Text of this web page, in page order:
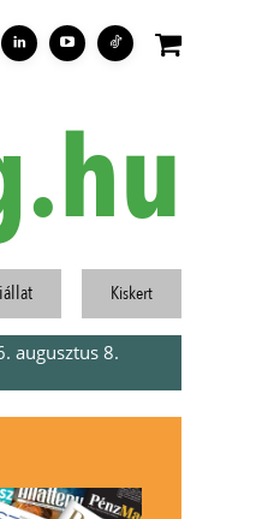
Kiskert
augusztus 8.